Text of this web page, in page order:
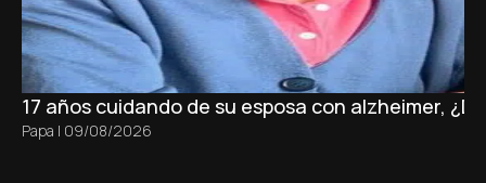
17 años cuidando de su esposa con alzheimer,
Papa | 09/08/2026